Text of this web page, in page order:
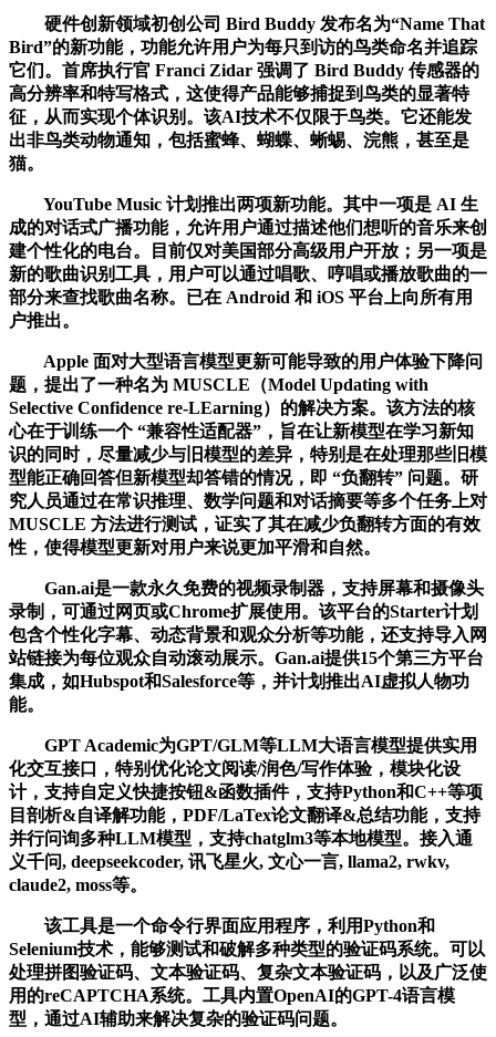
硬件创新领域初创公司 Bird Buddy 发布名为“Name That
Bird”的新功能，功能允许用户为每只到访的鸟类命名并追踪
它们。首席执行官 Franci Zidar 强调了 Bird Buddy 传感器的
高分辨率和特写格式，这使得产品能够捕捉到鸟类的显著特
征，从而实现个体识别。该AI技术不仅限于鸟类。它还能发
出非鸟类动物通知，包括蜜蜂、蝴蝶、蜥蜴、浣熊，甚至是
猫。
YouTube Music 计划推出两项新功能。其中一项是 AI 生
成的对话式广播功能，允许用户通过描述他们想听的音乐来创
建个性化的电台。目前仅对美国部分高级用户开放；另一项是
新的歌曲识别工具，用户可以通过唱歌、哼唱或播放歌曲的一
部分来查找歌曲名称。已在 Android 和 iOS 平台上向所有用
户推出。
Apple 面对大型语言模型更新可能导致的用户体验下降问
题，提出了一种名为 MUSCLE（Model Updating with
Selective Confidence re-LEarning）的解决方案。该方法的核
心在于训练一个 “兼容性适配器”，旨在让新模型在学习新知
识的同时，尽量减少与旧模型的差异，特别是在处理那些旧模
型能正确回答但新模型却答错的情况，即 “负翻转” 问题。研
究人员通过在常识推理、数学问题和对话摘要等多个任务上对
MUSCLE 方法进行测试，证实了其在减少负翻转方面的有效
性，使得模型更新对用户来说更加平滑和自然。
Gan.ai是一款永久免费的视频录制器，支持屏幕和摄像头
录制，可通过网页或Chrome扩展使用。该平台的Starter计划
包含个性化字幕、动态背景和观众分析等功能，还支持导入网
站链接为每位观众自动滚动展示。Gan.ai提供15个第三方平台
集成，如Hubspot和Salesforce等，并计划推出AI虚拟人物功
能。
GPT Academic为GPT/GLM等LLM大语言模型提供实用
化交互接口，特别优化论文阅读/润色/写作体验，模块化设
计，支持自定义快捷按钮&函数插件，支持Python和C++等项
目剖析&自译解功能，PDF/LaTex论文翻译&总结功能，支持
并行问询多种LLM模型，支持chatglm3等本地模型。接入通
义千问, deepseekcoder, 讯飞星火, 文心一言, llama2, rwkv,
claude2, moss等。
该工具是一个命令行界面应用程序，利用Python和
Selenium技术，能够测试和破解多种类型的验证码系统。可以
处理拼图验证码、文本验证码、复杂文本验证码，以及广泛使
用的reCAPTCHA系统。工具内置OpenAI的GPT-4语言模
型，通过AI辅助来解决复杂的验证码问题。